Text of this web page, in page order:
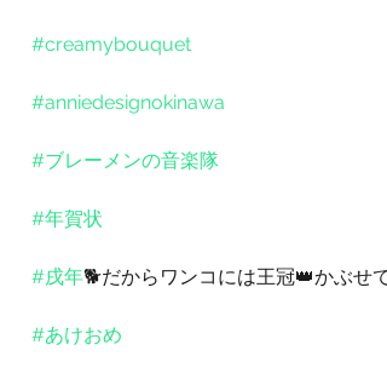
#creamybouquet
#anniedesignokinawa
#ブレーメンの音楽隊
#年賀状
#戌年🐕だからワンコには王冠👑かぶせて
#あけおめ